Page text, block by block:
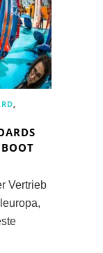
BOOT
Vertrieb